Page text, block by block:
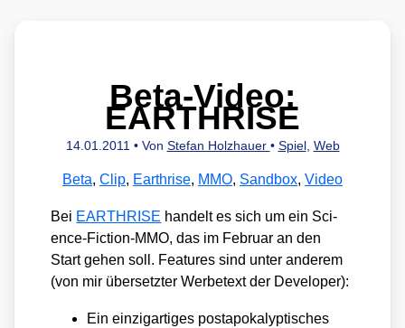
Beta-Video:
EARTHRISE
14.01.2011 • Von Stefan Holzhauer • Spiel , Web
Beta, Clip, Earthrise, MMO, Sandbox, Video
Bei EARTHRISE han­delt es sich um ein Sci­
ence-Fic­tion-MMO, das im Febru­ar an den
Start gehen soll. Fea­tures sind unter ande­rem
(von mir über­setz­ter Wer­be­text der Deve­lo­per):
Ein ein­zig­ar­ti­ges post­apo­ka­lyp­ti­sches